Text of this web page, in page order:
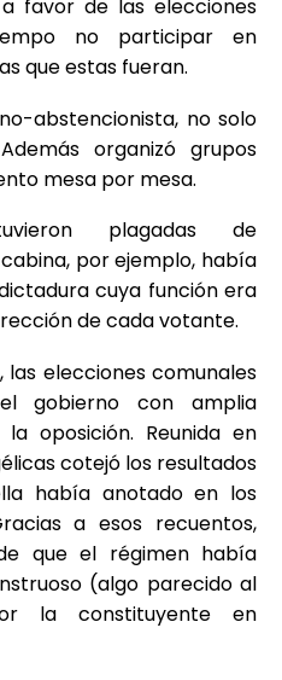
favor de las elecciones
no participar en
que estas fueran.
abstencionista, no solo
organizó grupos
mesa por mesa.
plagadas de
por ejemplo, había
cuya función era
de cada votante.
elecciones comunales
gobierno con amplia
oposición. Reunida en
cotejó los resultados
había anotado en los
a esos recuentos,
que el régimen había
(algo parecido al
la constituyente en